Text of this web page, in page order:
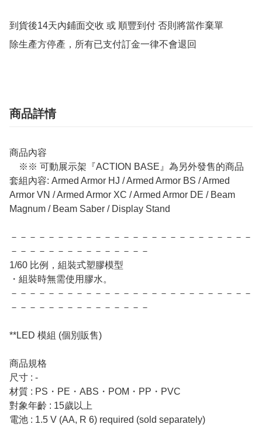
到貨後14天內鋪面交收 或 順豐到付 否則將當作棄單
除生產方停產，所有已支付訂金一律不會退回
商品詳情
商品內容
※※ 可動展示架『ACTION BASE』為另外發售的商品
套組內容: Armed Armor HJ / Armed Armor BS / Armed
Armor VN / Armed Armor XC / Armed Armor DE / Beam
Magnum / Beam Saber / Display Stand
－－－－－－－－－－－－－－－－－－－－－－－－－－
－－－－－－－－－－－－－－－
1/60 比例，組裝式塑膠模型
・組裝時無需使用膠水。
－－－－－－－－－－－－－－－－－－－－－－－－－－
－－－－－－－－－－－－－－－
**LED 模組 (個別販售)
商品規格
尺寸 : -
材質 : PS・PE・ABS・POM・PP・PVC
對象年齡 : 15歲以上
電池 : 1.5 V (AA, R 6) required (sold separately)